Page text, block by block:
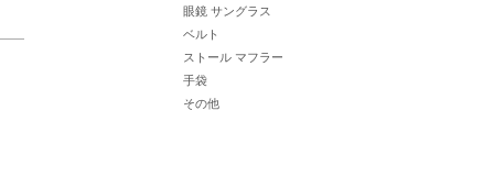
眼鏡 サングラス
ベルト
ストール マフラー
手袋
その他